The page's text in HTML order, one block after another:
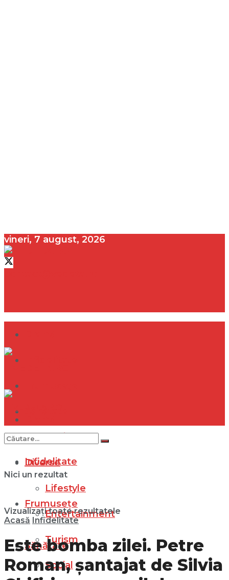
vineri, 7 august, 2026
Internațional
Diverse
Lifestyle
Entertainment
Turism
Social
Infidelitate
Frumusețe
Sănătate
Nici un rezultat
Vizualizați toate rezultatele
Acasă Infidelitate
Este bomba zilei. Petre
Roman, șantajat de Silvia